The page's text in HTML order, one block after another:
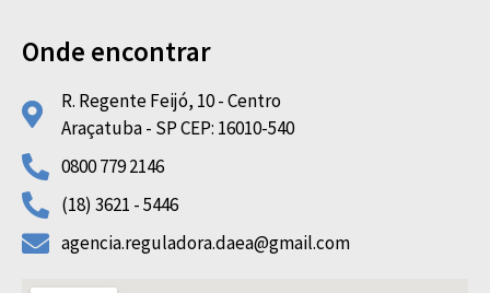
Onde encontrar
R. Regente Feijó, 10 - Centro
Araçatuba - SP CEP: 16010-540
0800 779 2146
(18) 3621 - 5446
agencia.reguladora.daea@gmail.com